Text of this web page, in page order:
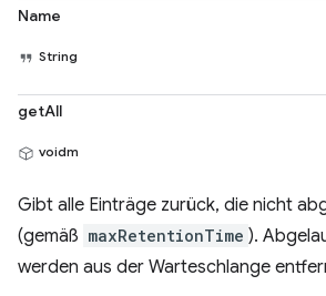
Name
String
getAll
voidm
Gibt alle Einträge zurück, die nicht
(gemäß maxRetentionTime ).
werden aus der Warteschlange